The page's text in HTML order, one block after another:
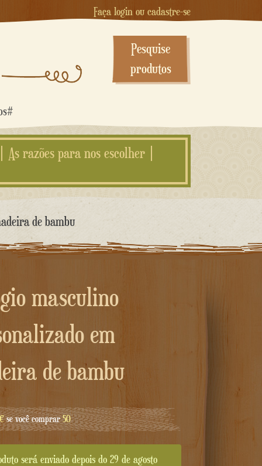
Faça login ou cadastre-se
Pesquise
produtos
As razões para nos escolher
de bambu
em
de bambu
se você comprar50
será enviado depois do 29 de agosto